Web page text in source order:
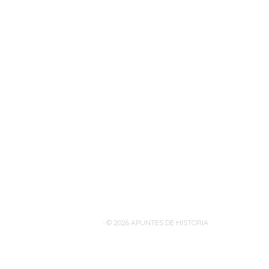
· © 2026 APUNTES DE HISTORIA